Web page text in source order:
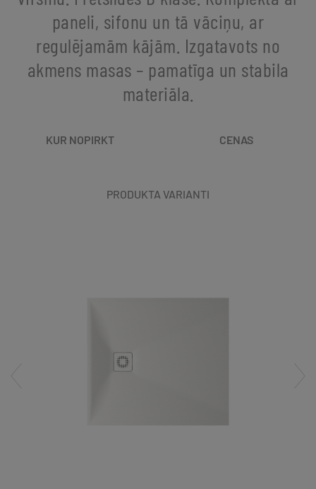
paneli, sifonu un tā vāciņu, ar
regulējamām kājām. Izgatavots no
akmens masas – pamatīga un stabila
materiāla.
KUR NOPIRKT CENAS
PRODUKTA VARIANTI